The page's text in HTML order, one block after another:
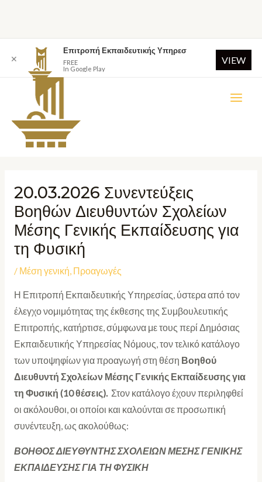
20.03.2026 Συνεντεύξεις
Βοηθών Διευθυντών Σχολείων
Μέσης Γενικής Εκπαίδευσης για
τη Φυσική
/ Μέση γενική, Προαγωγές
Η Επιτροπή Εκπαιδευτικής Υπηρεσίας, ύστερα από τον
έλεγχο νομιμότητας της έκθεσης της Συμβουλευτικής
Επιτροπής, κατήρτισε, σύμφωνα με τους περί Δημόσιας
Εκπαιδευτικής Υπηρεσίας Νόμους, τον τελικό κατάλογο
των υποψηφίων για προαγωγή στη θέση Βοηθού
Διευθυντή Σχολείων Μέσης Γενικής Εκπαίδευσης για
τη Φυσική (10 θέσεις). Στον κατάλογο έχουν περιληφθεί
οι ακόλουθοι, οι οποίοι και καλούνται σε προσωπική
συνέντευξη, ως ακολούθως:
ΒΟΗΘΟΣ ΔΙΕΥΘΥΝΤΗΣ ΣΧΟΛΕΙΩΝ ΜΕΣΗΣ ΓΕΝΙΚΗΣ
ΕΚΠΑΙΔΕΥΣΗΣ ΓΙΑ ΤΗ ΦΥΣΙΚΗ
✕
Επιτροπή Εκπαιδευτικής Υπηρεσ
FREE
In Google Play
VIEW